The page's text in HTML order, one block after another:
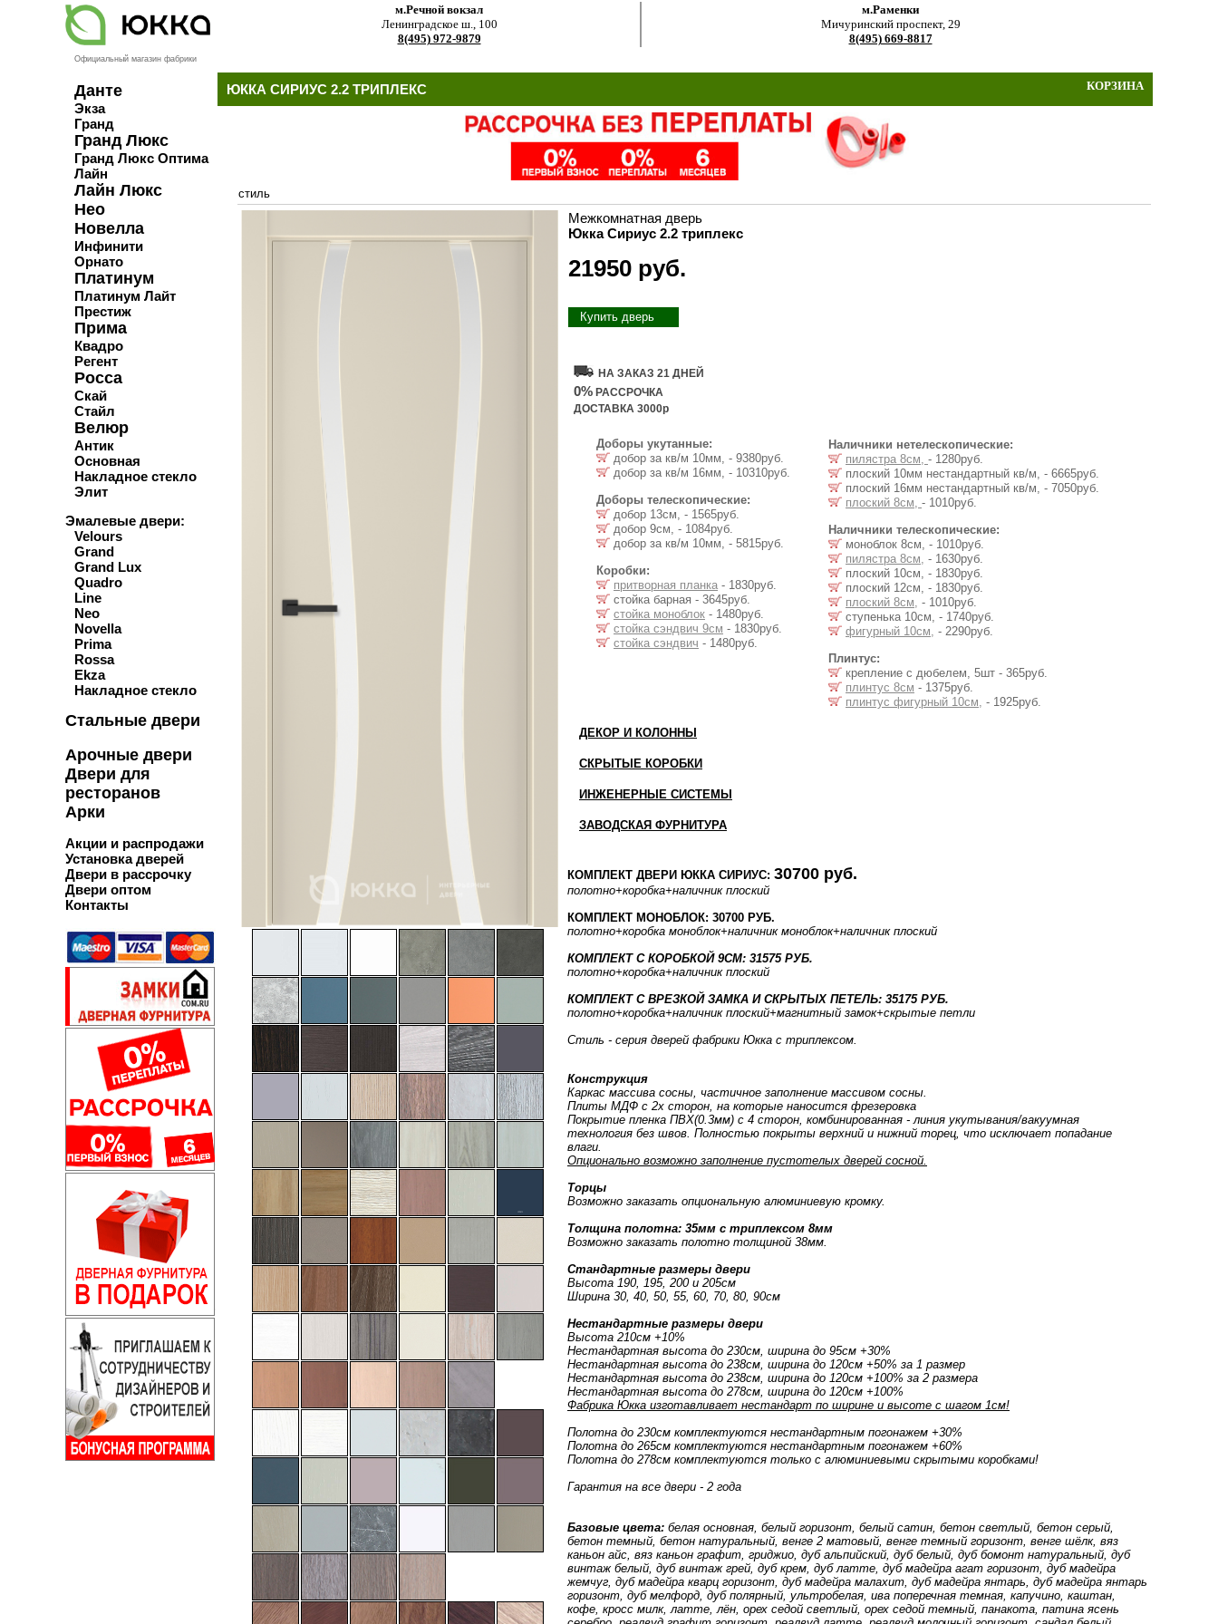
Официальный магазин фабрики
Данте
Экза
Гранд
Гранд Люкс
Гранд Люкс Оптима
Лайн
Лайн Люкс
Нео
Новелла
Инфинити
Орнато
Платинум
Платинум Лайт
Престиж
Прима
Квадро
Регент
Росса
Скай
Стайл
Велюр
Антик
Основная
Накладное стекло
Элит
Эмалевые двери:
Velours
Grand
Grand Lux
Quadro
Line
Neo
Novella
Prima
Rossa
Ekza
Накладное стекло
Стальные двери
Арочные двери
Двери для
ресторанов
Арки
Акции и распродажи
Установка дверей
Двери в рассрочку
Двери оптом
Контакты
м.Речной вокзал
Ленинградское ш., 100
8(495) 972-9879
м.Раменки
Мичуринский проспект, 29
8(495) 669-8817
КОРЗИНА
ЮККА СИРИУС 2.2 ТРИПЛЕКС
стиль
Межкомнатная дверь
Юкка Сириус 2.2 триплекс
21950 руб.
Купить дверь
НА ЗАКАЗ 21 ДНЕЙ
0% РАССРОЧКА
ДОСТАВКА 3000р
Доборы укутанные:
добор за кв/м 10мм, - 9380руб.
добор за кв/м 16мм, - 10310руб.
Доборы телескопические:
добор 13см, - 1565руб.
добор 9см, - 1084руб.
добор за кв/м 10мм, - 5815руб.
Коробки:
притворная планка - 1830руб.
стойка барная - 3645руб.
стойка моноблок - 1480руб.
стойка сэндвич 9см - 1830руб.
стойка сэндвич - 1480руб.
Наличники нетелескопические:
пилястра 8см, - 1280руб.
плоский 10мм нестандартный кв/м, - 6665руб.
плоский 16мм нестандартный кв/м, - 7050руб.
плоский 8см, - 1010руб.
Наличники телескопические:
моноблок 8см, - 1010руб.
пилястра 8см, - 1630руб.
плоский 10см, - 1830руб.
плоский 12см, - 1830руб.
плоский 8см, - 1010руб.
ступенька 10см, - 1740руб.
фигурный 10см, - 2290руб.
Плинтус:
крепление с дюбелем, 5шт - 365руб.
плинтус 8см - 1375руб.
плинтус фигурный 10см, - 1925руб.
ДЕКОР И КОЛОННЫ
СКРЫТЫЕ КОРОБКИ
ИНЖЕНЕРНЫЕ СИСТЕМЫ
ЗАВОДСКАЯ ФУРНИТУРА
КОМПЛЕКТ ДВЕРИ ЮККА СИРИУС: 30700 руб.
полотно+коробка+наличник плоский
КОМПЛЕКТ МОНОБЛОК: 30700 РУБ.
полотно+коробка моноблок+наличник моноблок+наличник плоский
КОМПЛЕКТ С КОРОБКОЙ 9СМ: 31575 РУБ.
полотно+коробка+наличник плоский
КОМПЛЕКТ С ВРЕЗКОЙ ЗАМКА И СКРЫТЫХ ПЕТЕЛЬ: 35175 РУБ.
полотно+коробка+наличник плоский+магнитный замок+скрытые петли
Стиль - серия дверей фабрики Юкка с триплексом.
Конструкция
Каркас массива сосны, частичное заполнение массивом сосны.
Плиты МДФ с 2х сторон, на которые наносится фрезеровка
Покрытие пленка ПВХ(0.3мм) с 4 сторон, комбинированная - линия укутывания/вакуумная
технология без швов. Полностью покрыты верхний и нижний торец, что исключает попадание
влаги.
Опционально возможно заполнение пустотелых дверей сосной.
Торцы
Возможно заказать опциональную алюминиевую кромку.
Толщина полотна: 35мм с триплексом 8мм
Возможно заказать полотно толщиной 38мм.
Стандартные размеры двери
Высота 190, 195, 200 и 205см
Ширина 30, 40, 50, 55, 60, 70, 80, 90см
Нестандартные размеры двери
Высота 210см +10%
Нестандартная высота до 230см, ширина до 95см +30%
Нестандартная высота до 238см, ширина до 120см +50% за 1 размер
Нестандартная высота до 238см, ширина до 120см +100% за 2 размера
Нестандартная высота до 278см, ширина до 120см +100%
Фабрика Юкка изготавливает нестандарт по ширине и высоте с шагом 1см!
Полотна до 230см комплектуются нестандартным погонажем +30%
Полотна до 265см комплектуются нестандартным погонажем +60%
Полотна до 278см комплектуются только с алюминиевыми скрытыми коробками!
Гарантия на все двери - 2 года
Базовые цвета: белая основная, белый горизонт, белый сатин, бетон светлый, бетон серый,
бетон темный, бетон натуральный, венге 2 матовый, венге темный горизонт, венге шёлк, вяз
каньон айс, вяз каньон графит, гриджио, дуб альпийский, дуб белый, дуб бомонт натуральный, дуб
винтаж белый, дуб винтаж грей, дуб крем, дуб латте, дуб мадейра агат горизонт, дуб мадейра
жемчуг, дуб мадейра кварц горизонт, дуб мадейра малахит, дуб мадейра янтарь, дуб мадейра янтарь
горизонт, дуб мелфорд, дуб полярный, ультробелая, ива поперечная темная, капучино, каштан,
кофе, кросс милк, латте, лён, орех седой светлый, орех седой темный, панакота, патина ясень